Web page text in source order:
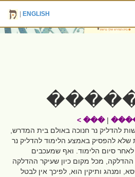
ENGLISH
����
<
|
��� >
להדליק נר חנוכה באולם בית המדרש,
שלא להפסיק באמצע הלימוד להדליק נר
סיום הלימוד. ואף שמעכבים
מכל מקום כיון שעיקר ההדלקה
ומנהג ותיקין הוא, לפיכך אין לבטל